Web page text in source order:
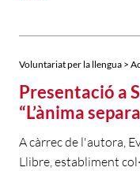
Voluntariat per la llengua >
Presentació a
“L’ànima
A càrrec de l'autora,
Llibre, establiment